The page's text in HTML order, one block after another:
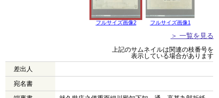
フルサイズ画像2 フルサイズ画像1
＞ 一覧を見る
上記のサムネイルは関連の枝番号を
表示している場合があります
差出人
宛名書